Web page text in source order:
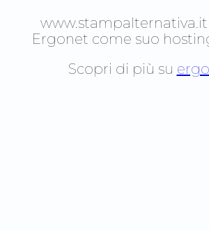
www.stampalternativa.it
Ergonet come suo
Scopri di più su